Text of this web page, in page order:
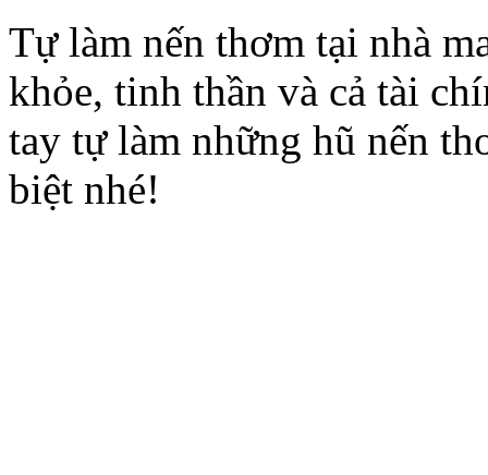
Tự làm nến thơm tại nhà
khỏe, tinh thần và cả tài
tay tự làm những hũ nến
biệt nhé!